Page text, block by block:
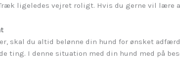
ligeledes vejret roligt. Hvis du gerne vil lære
skal du altid belønne din hund for ønsket
ting. I denne situation med din hund med på